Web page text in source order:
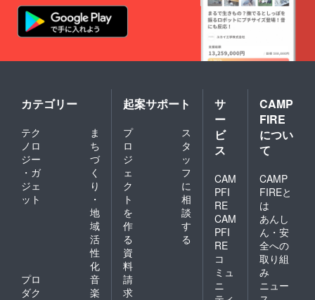
カテゴリー
テク
ノロ
ジー
・ガ
ジェ
ット
ま
ち
づ
く
り
・
地
域
活
性
化
プロ
ダク
音
楽
起案サポート
プ
ロ
ジ
ェ
ク
ト
を
作
る
ス
タ
ッ
フ
に
相
談
す
る
資
料
請
求
サ
ー
ビ
ス
CAM
PFI
RE
CAM
PFI
RE
コ
ミュ
ニ
CAMP
FIRE
につい
て
CAMP
FIREと
は
あんし
ん・安
全への
取り組
み
ニュー